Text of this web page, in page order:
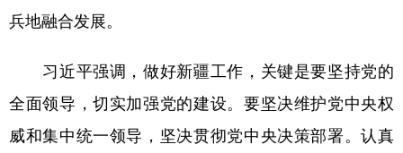
兵地融合发展。
习近平强调，做好新疆工作，关键是要坚持党的
全面领导，切实加强党的建设。要坚决维护党中央权
威和集中统一领导，坚决贯彻党中央决策部署。认真